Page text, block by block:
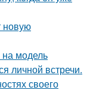
новую
модель
личной встречи.
своего